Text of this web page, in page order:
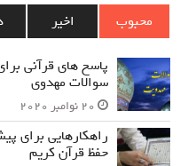
محبوب اخیر
پاسخ های قرآنی
سوالات مهدوی
20 نوامبر 2020
راهکارهایی برای
حفظ قرآن کریم